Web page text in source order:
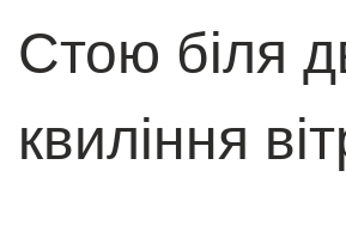
Стою біля
квиління